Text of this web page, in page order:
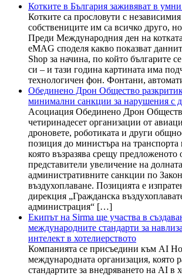
Котките в България заживяват в
Котките са прословути с
собствениците им са всичко друго,
Преди Международния ден на
eMAG споделя какво показват
Shop за начина, по който българите
си – и тази година картината има
технологичен фон. Фонтани,
Обединено Дрон Общество
минимални санкции за нарушения с
Асоциация Обединено Дрон
четиринадесет организации от
дроновете, роботиката и други
позиция до министъра на
която възразява срещу предложеното
представители увеличение на
административните санкции по
въздухоплаване. Позицията е
дирекция „Гражданска
администрация“ […]
Екипът на Sirma ще участва в
международните стандарти за
интелект в хотелиерството
Компанията се присъедини към AI
международната организация, която
стандартите за внедряването на AI в